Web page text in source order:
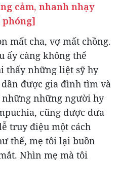
cảm, nhanh nhạy
phóng]
mất cha, vợ mất chồng.
ấy càng không thể
thấy những liệt sỹ hy
được gia đình tìm và
những những người hy
cũng được đưa
truy điệu một cách
thế, mẹ tôi lại buồn
Nhìn mẹ mà tôi